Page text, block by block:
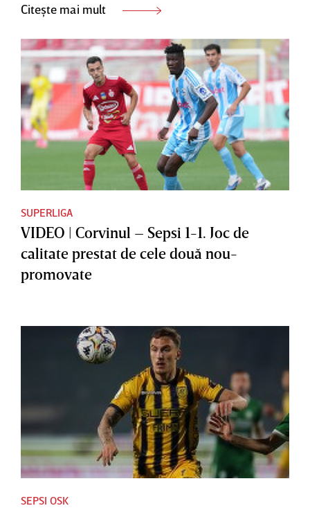
Citește mai mult
SUPERLIGA
VIDEO | Corvinul – Sepsi 1-1. Joc de
calitate prestat de cele două nou-
promovate
SEPSI OSK